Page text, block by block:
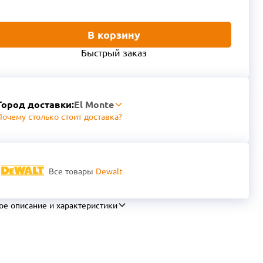
В корзину
Быстрый заказ
доставки:El Monte
столько стоит доставка?
Все товары Dewalt
описание и характеристики